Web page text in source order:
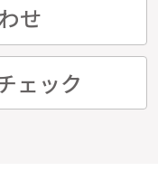
せ
ェック